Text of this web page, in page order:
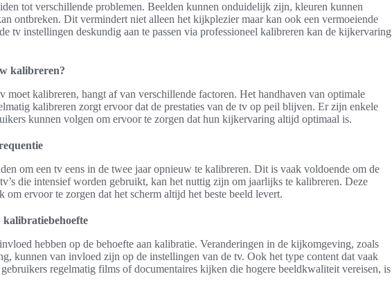
tot verschillende problemen. Beelden kunnen onduidelijk zijn, kleuren kunnen
ontbreken. Dit vermindert niet alleen het kijkplezier maar kan ook een vermoeiende
tv instellingen deskundig aan te passen via professioneel kalibreren kan de kijkervaring
kalibreren?
moet kalibreren, hangt af van verschillende factoren. Het handhaven van optimale
kalibreren zorgt ervoor dat de prestaties van de tv op peil blijven. Er zijn enkele
kunnen volgen om ervoor te zorgen dat hun kijkervaring altijd optimaal is.
om een tv eens in de twee jaar opnieuw te kalibreren. Dit is vaak voldoende om de
die intensief worden gebruikt, kan het nuttig zijn om jaarlijks te kalibreren. Deze
om ervoor te zorgen dat het scherm altijd het beste beeld levert.
kalibratiebehoefte
hebben op de behoefte aan kalibratie. Veranderingen in de kijkomgeving, zoals
kunnen van invloed zijn op de instellingen van de tv. Ook het type content dat vaak
regelmatig films of documentaires kijken die hogere beeldkwaliteit vereisen, is